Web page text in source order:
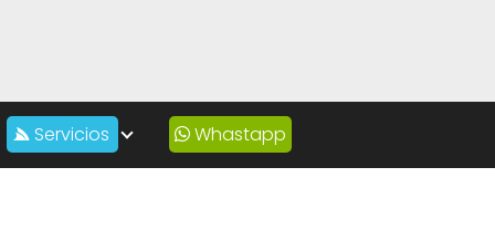
Servicios Whastapp